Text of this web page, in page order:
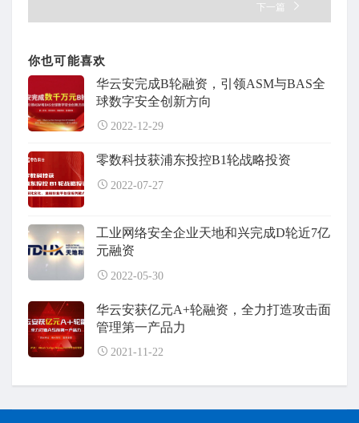
下一篇
你也可能喜欢
华云安完成B轮融资，引领ASM与BAS全
球数字安全创新方向
2022-12-29
零数科技获浦东投控B1轮战略投资
2022-07-27
工业网络安全企业天地和兴完成D轮近7亿
元融资
2022-05-30
华云安获亿元A+轮融资，全力打造攻击面
管理第一产品力
2021-11-22